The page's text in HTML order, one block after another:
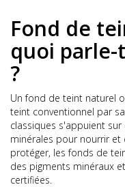
Fond de
quoi
?
Un fond de teint naturel
teint conventionnel par
classiques s'appuient
minérales pour nourrir et
protéger, les fonds de
des pigments minéraux
certifiées.